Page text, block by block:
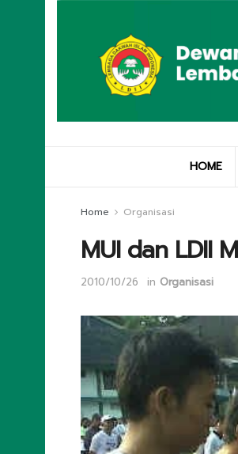
HOME
Home Organisasi
MUI dan LDII
2010/10/26 in Organisasi